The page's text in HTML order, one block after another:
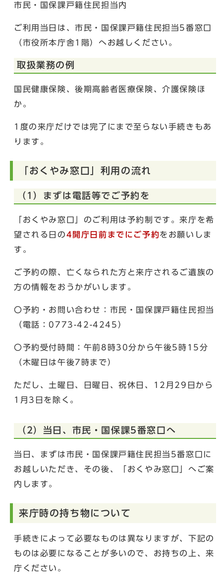
市民・国保課戸籍住民担当内
ご利用当日は、市民・国保課戸籍住民担当5番窓口
（市役所本庁舎1階）へお越しください。
取扱業務の例
国民健康保険、後期高齢者医療保険、介護保険ほ
か。
1度の来庁だけでは完了にまで至らない手続きもあ
ります。
「おくやみ窓口」利用の流れ
（1）まずは電話等でご予約を
「おくやみ窓口」のご利用は予約制です。来庁を希
望される日の4開庁日前までにご予約をお願いしま
す。
ご予約の際、亡くなられた方と来庁されるご遺族の
方の情報をおうかがいします。
〇予約・お問い合わせ：市民・国保課戸籍住民担当
（電話：0773-42-4245）
〇予約受付時間：午前8時30分から午後5時15分
（木曜日は午後7時まで）
ただし、土曜日、日曜日、祝休日、12月29日から
1月3日を除く。
（2）当日、市民・国保課5番窓口へ
当日、まずは市民・国保課戸籍住民担当5番窓口に
お越しいただき、その後、「おくやみ窓口」へご案
内します。
来庁時の持ち物について
手続きによって必要なものは異なりますが、下記の
ものは必要になることが多いので、お持ちの上、来
庁ください。